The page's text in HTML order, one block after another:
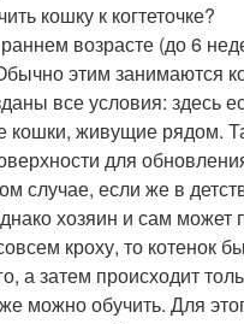
кошку к когтеточке?
возрасте (до 6
этим занимаются
все условия: здесь
кошки, живущие рядом.
для
случае, если же в
хозяин и сам может
кроху, то котенок
а затем происходит
можно обучить. Для